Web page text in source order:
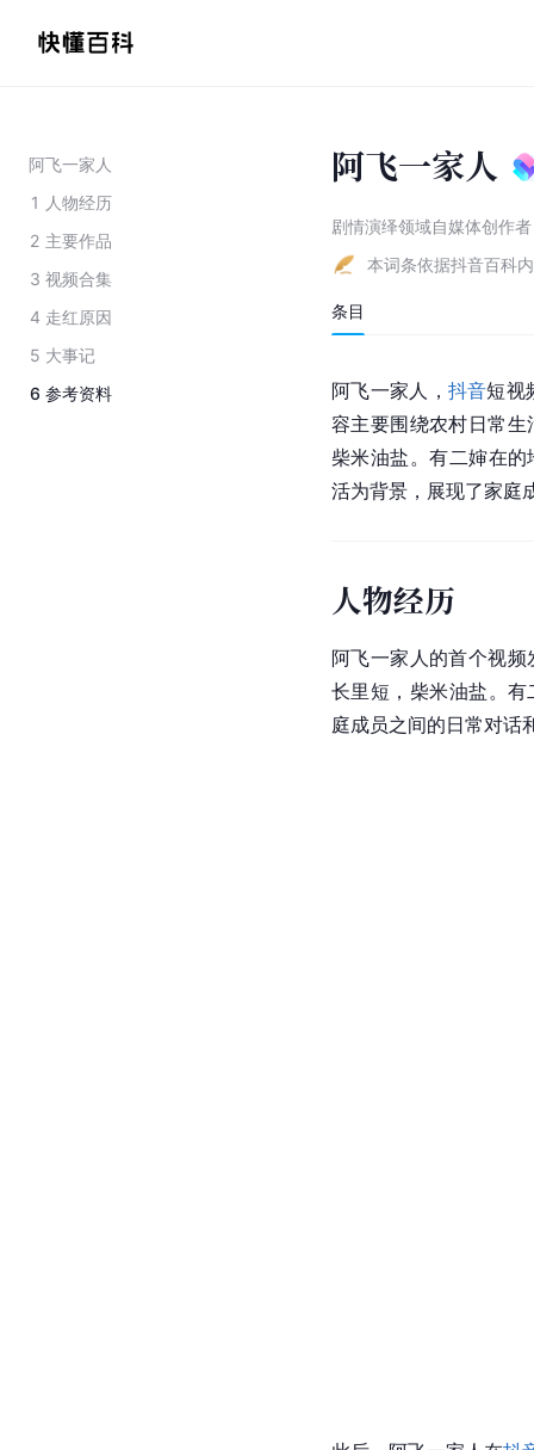
阿飞一家人
1 人物经历
2 主要作品
3 视频合集
4 走红原因
5 大事记
6 参考资料
阿飞一家人
剧情演绎领域自媒体创作者
本词条依据抖音百科
条目
阿飞一家人， 抖音短视
容主要围绕农村日常
柴米油盐。有二婶在
活为背景，展现了家庭
人物经历
阿飞一家人的首个视
长里短，柴米油盐。
庭成员之间的日常对话